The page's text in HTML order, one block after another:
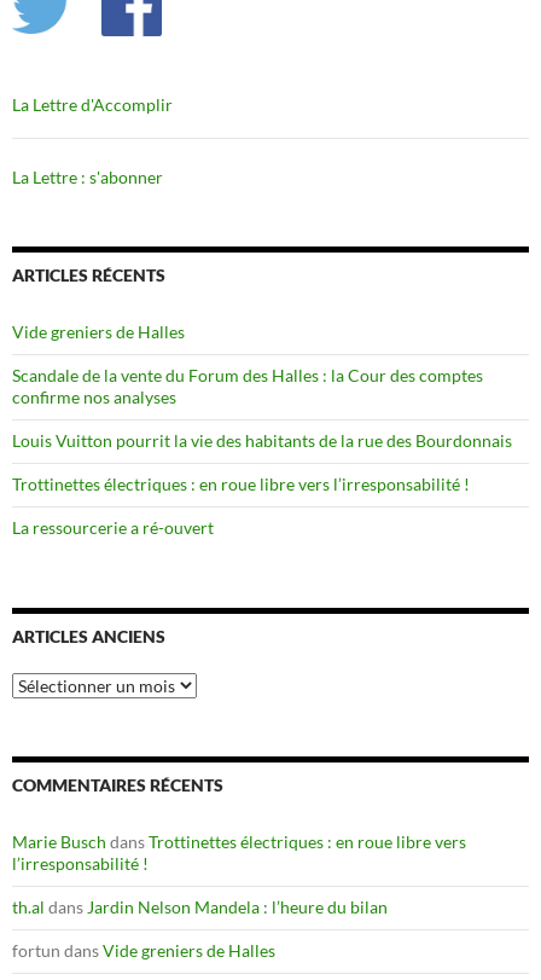
La Lettre d'Accomplir
La Lettre : s'abonner
ARTICLES RÉCENTS
Vide greniers de Halles
Scandale de la vente du Forum des Halles : la Cour des comptes
confirme nos analyses
Louis Vuitton pourrit la vie des habitants de la rue des Bourdonnais
Trottinettes électriques : en roue libre vers l’irresponsabilité !
La ressourcerie a ré-ouvert
ARTICLES ANCIENS
Articles
anciens
COMMENTAIRES RÉCENTS
Marie Busch dansTrottinettes électriques : en roue libre vers
l’irresponsabilité !
th.al dans Jardin Nelson Mandela : l’heure du bilan
fortun dansVide greniers de Halles